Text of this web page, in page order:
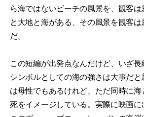
ら海ではないビーチの風景を、観客
と大地と海がある、その風景を観客
だ。
この短編が出発点なんだけど、いざ長
シンボルとしての海の強さは大事だ
は母性でもあるけれど、ただ同時に海
死をイメージしている。実際に映画